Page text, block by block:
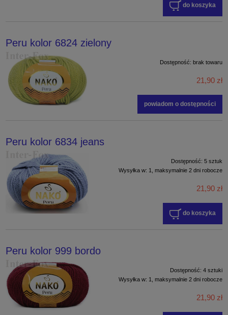
do koszyka
Peru kolor 6824 zielony
Dostępność: brak towaru
21,90 zł
powiadom o dostępności
Peru kolor 6834 jeans
Dostępność: 5 sztuk
Wysyłka w: 1, maksymalnie 2 dni robocze
21,90 zł
do koszyka
Peru kolor 999 bordo
Dostępność: 4 sztuki
Wysyłka w: 1, maksymalnie 2 dni robocze
21,90 zł